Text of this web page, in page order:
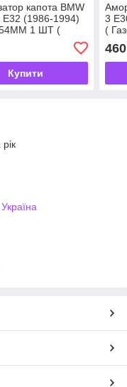
капота BMW
E32 (1986-1994)
1 ШТ (
Купити
3
(
460